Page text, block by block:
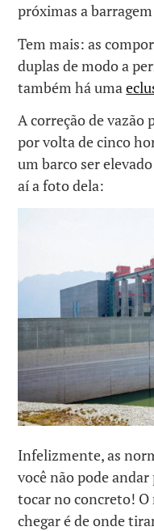
próximas a
Tem mais: as
duplas de modo a
também há uma
A correção de vazão
por volta de cinco
um barco ser
aí a foto dela:
Infelizmente, as
você não pode
tocar no concreto! O
chegar é de onde